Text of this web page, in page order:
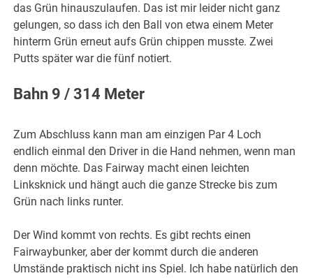
das Grün hinauszulaufen. Das ist mir leider nicht ganz
gelungen, so dass ich den Ball von etwa einem Meter
hinterm Grün erneut aufs Grün chippen musste. Zwei
Putts später war die fünf notiert.
Bahn 9 / 314 Meter
Zum Abschluss kann man am einzigen Par 4 Loch
endlich einmal den Driver in die Hand nehmen, wenn man
denn möchte. Das Fairway macht einen leichten
Linksknick und hängt auch die ganze Strecke bis zum
Grün nach links runter.
Der Wind kommt von rechts. Es gibt rechts einen
Fairwaybunker, aber der kommt durch die anderen
Umstände praktisch nicht ins Spiel. Ich habe natürlich den